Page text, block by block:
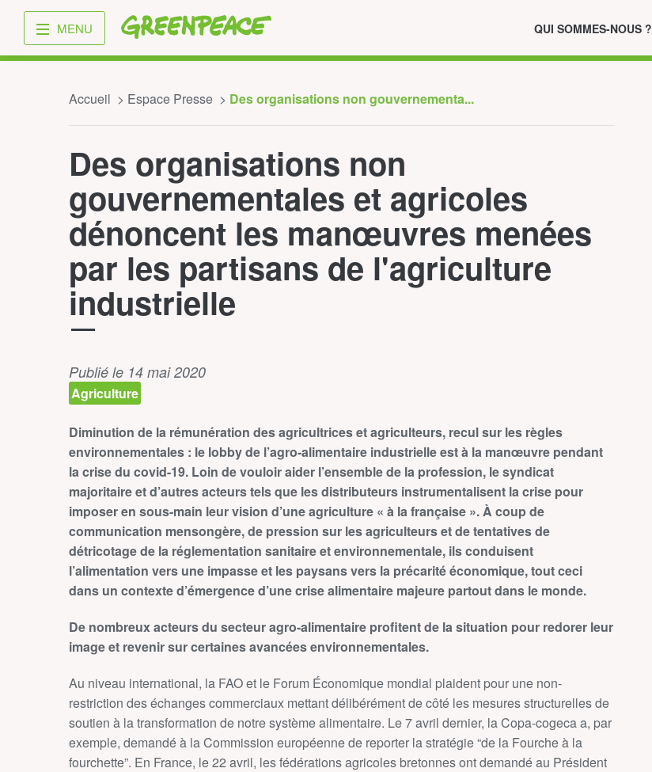
Greenpeace
MENU QUI SOMMES-NOUS ?
Accueil Espace Presse Des organisations non gouvernementa...
Des organisations non
gouvernementales et agricoles
dénoncent les manœuvres menées
par les partisans de l'agriculture
industrielle
Publié le 14 mai 2020
Agriculture
Diminution de la rémunération des agricultrices et agriculteurs, recul sur les règles
environnementales : le lobby de l’agro-alimentaire industrielle est à la manœuvre pendant
la crise du covid-19. Loin de vouloir aider l’ensemble de la profession, le syndicat
majoritaire et d’autres acteurs tels que les distributeurs instrumentalisent la crise pour
imposer en sous-main leur vision d’une agriculture « à la française ». À coup de
communication mensongère, de pression sur les agriculteurs et de tentatives de
détricotage de la réglementation sanitaire et environnementale, ils conduisent
l’alimentation vers une impasse et les paysans vers la précarité économique, tout ceci
dans un contexte d’émergence d’une crise alimentaire majeure partout dans le monde.
De nombreux acteurs du secteur agro-alimentaire profitent de la situation pour redorer leur
image et revenir sur certaines avancées environnementales.
Au niveau international, la FAO et le Forum Économique mondial plaident pour une non-
restriction des échanges commerciaux mettant délibérément de côté les mesures structurelles de
soutien à la transformation de notre système alimentaire. Le 7 avril dernier, la Copa-cogeca a, par
exemple, demandé à la Commission européenne de reporter la stratégie “de la Fourche à la
fourchette”. En France, le 22 avril, les fédérations agricoles bretonnes ont demandé au Président